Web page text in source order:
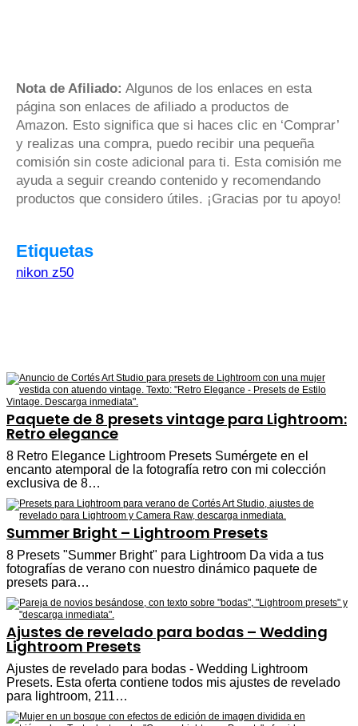
Nota de Afiliado: Algunos de los enlaces en esta
página son enlaces de afiliado a productos de
Amazon. Esto significa que si haces clic en ‘Comprar’
y realizas una compra, puedo recibir una pequeña
comisión sin coste adicional para ti. Esta comisión me
ayuda a seguir creando contenido y recomendando
productos que considero útiles. ¡Gracias por tu apoyo!
Etiquetas
nikon z50
Paquete de 8 presets vintage para Lightroom:
Retro elegance
8 Retro Elegance Lightroom Presets Sumérgete en el
encanto atemporal de la fotografía retro con mi colección
exclusiva de 8…
Summer Bright – Lightroom Presets
8 Presets "Summer Bright" para Lightroom Da vida a tus
fotografías de verano con nuestro dinámico paquete de
presets para…
Ajustes de revelado para bodas – Wedding
Lightroom Presets
Ajustes de revelado para bodas - Wedding Lightroom
Presets. Esta oferta contiene todos mis ajustes de revelado
para lightroom, 211…